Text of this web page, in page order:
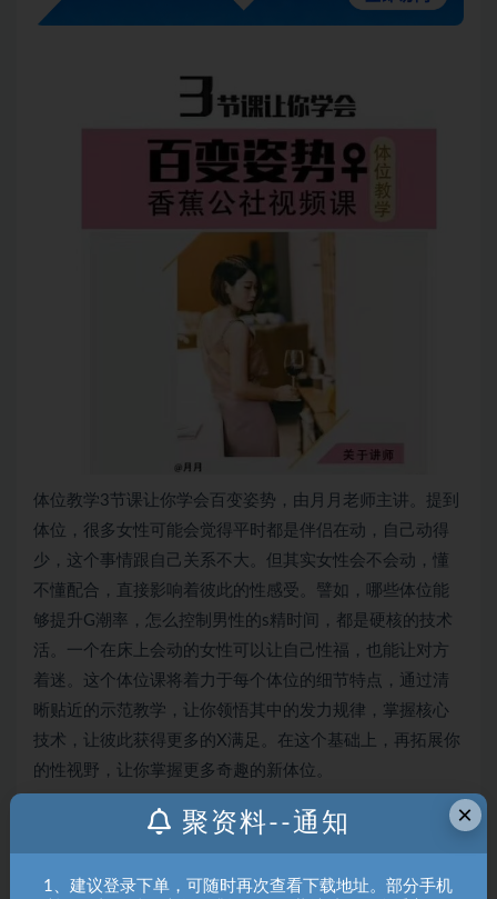
体位教学3节课让你学会百变姿势，由月月老师主讲。提到
体位，很多女性可能会觉得平时都是伴侣在动，自己动得
少，这个事情跟自己关系不大。但其实女性会不会动，懂
不懂配合，直接影响着彼此的性感受。譬如，哪些体位能
够提升G潮率，怎么控制男性的s精时间，都是硬核的技术
活。一个在床上会动的女性可以让自己性福，也能让对方
着迷。这个体位课将着力于每个体位的细节特点，通过清
晰贴近的示范教学，让你领悟其中的发力规律，掌握核心
技术，让彼此获得更多的X满足。在这个基础上，再拓展你
的性视野，让你掌握更多奇趣的新体位。
第一节：男上位及变体讲解.mp4
第三节：女上位及变体讲解.mp4
×
聚资料--通知
1、建议登录下单，可随时再次查看下载地址。部分手机